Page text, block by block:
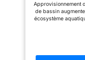
Approvisionnement
de bassin
écosystème
réglable et de trois
durable : conçue